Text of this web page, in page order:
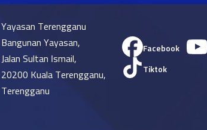
Yayasan Terengganu
Bangunan Yayasan,
Jalan Sultan Ismail,
20200 Kuala Terengganu,
Terengganu
Facebook
Tiktok